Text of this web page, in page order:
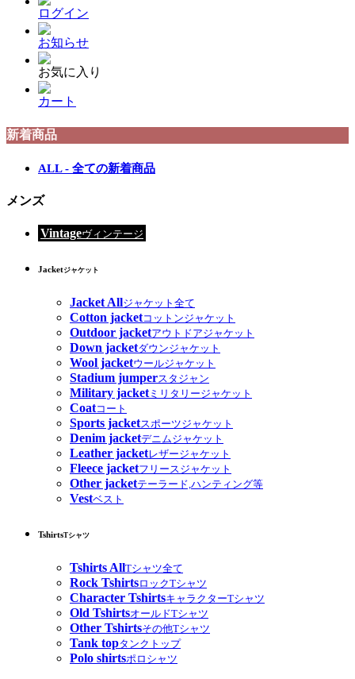
ログイン
お知らせ
お気に入り
カート
新着商品
ALL - 全ての新着商品
メンズ
Vintageヴィンテージ
Jacketジャケット
Jacket Allジャケット全て
Cotton jacketコットンジャケット
Outdoor jacketアウトドアジャケット
Down jacketダウンジャケット
Wool jacketウールジャケット
Stadium jumperスタジャン
Military jacketミリタリージャケット
Coatコート
Sports jacketスポーツジャケット
Denim jacketデニムジャケット
Leather jacketレザージャケット
Fleece jacketフリースジャケット
Other jacketテーラード,ハンティング等
Vestベスト
TshirtsTシャツ
Tshirts AllTシャツ全て
Rock TshirtsロックTシャツ
Character TshirtsキャラクターTシャツ
Old TshirtsオールドTシャツ
Other Tshirtsその他Tシャツ
Tank topタンクトップ
Polo shirtsポロシャツ